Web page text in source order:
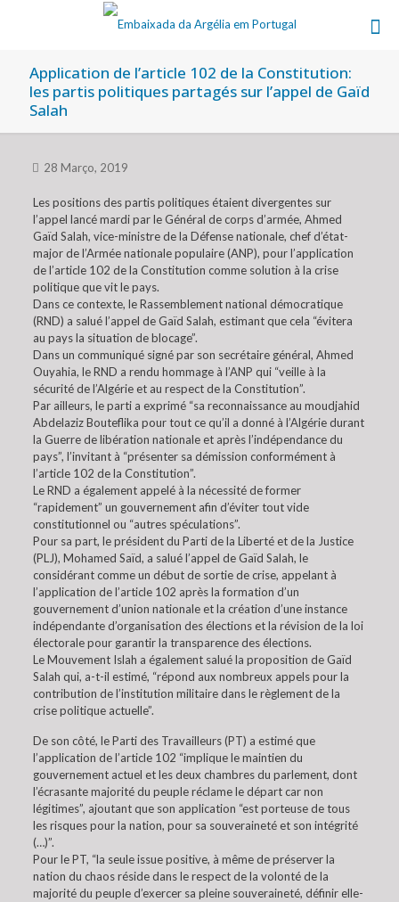
Application de l’article 102 de la Constitution:
les partis politiques partagés sur l’appel de Gaïd
Salah
28 Março, 2019
Les positions des partis politiques étaient divergentes sur
l’appel lancé mardi par le Général de corps d’armée, Ahmed
Gaïd Salah, vice-ministre de la Défense nationale, chef d’état-
major de l’Armée nationale populaire (ANP), pour l’application
de l’article 102 de la Constitution comme solution à la crise
politique que vit le pays.
Dans ce contexte, le Rassemblement national démocratique
(RND) a salué l’appel de Gaïd Salah, estimant que cela “évitera
au pays la situation de blocage”.
Dans un communiqué signé par son secrétaire général, Ahmed
Ouyahia, le RND a rendu hommage à l’ANP qui “veille à la
sécurité de l’Algérie et au respect de la Constitution”.
Par ailleurs, le parti a exprimé “sa reconnaissance au moudjahid
Abdelaziz Bouteflika pour tout ce qu’il a donné à l’Algérie durant
la Guerre de libération nationale et après l’indépendance du
pays”, l’invitant à “présenter sa démission conformément à
l’article 102 de la Constitution”.
Le RND a également appelé à la nécessité de former
“rapidement” un gouvernement afin d’éviter tout vide
constitutionnel ou “autres spéculations”.
Pour sa part, le président du Parti de la Liberté et de la Justice
(PLJ), Mohamed Saïd, a salué l’appel de Gaïd Salah, le
considérant comme un début de sortie de crise, appelant à
l’application de l’article 102 après la formation d’un
gouvernement d’union nationale et la création d’une instance
indépendante d’organisation des élections et la révision de la loi
électorale pour garantir la transparence des élections.
Le Mouvement Islah a également salué la proposition de Gaïd
Salah qui, a-t-il estimé, “répond aux nombreux appels pour la
contribution de l’institution militaire dans le règlement de la
crise politique actuelle”.
De son côté, le Parti des Travailleurs (PT) a estimé que
l’application de l’article 102 “implique le maintien du
gouvernement actuel et les deux chambres du parlement, dont
l’écrasante majorité du peuple réclame le départ car non
légitimes”, ajoutant que son application “est porteuse de tous
les risques pour la nation, pour sa souveraineté et son intégrité
(…)”.
Pour le PT, “la seule issue positive, à même de préserver la
nation du chaos réside dans le respect de la volonté de la
majorité du peuple d’exercer sa pleine souveraineté, définir elle-